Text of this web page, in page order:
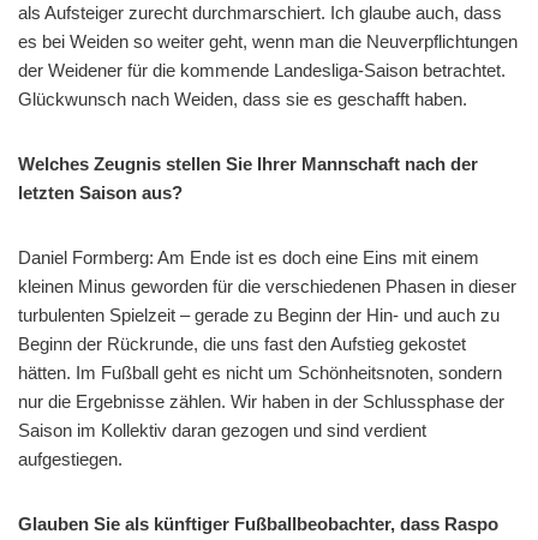
als Aufsteiger zurecht durchmarschiert. Ich glaube auch, dass
es bei Weiden so weiter geht, wenn man die Neuverpflichtungen
der Weidener für die kommende Landesliga-Saison betrachtet.
Glückwunsch nach Weiden, dass sie es geschafft haben.
Welches Zeugnis stellen Sie Ihrer Mannschaft nach der
letzten Saison aus?
Daniel Formberg: Am Ende ist es doch eine Eins mit einem
kleinen Minus geworden für die verschiedenen Phasen in dieser
turbulenten Spielzeit – gerade zu Beginn der Hin- und auch zu
Beginn der Rückrunde, die uns fast den Aufstieg gekostet
hätten. Im Fußball geht es nicht um Schönheitsnoten, sondern
nur die Ergebnisse zählen. Wir haben in der Schlussphase der
Saison im Kollektiv daran gezogen und sind verdient
aufgestiegen.
Glauben Sie als künftiger Fußballbeobachter, dass Raspo